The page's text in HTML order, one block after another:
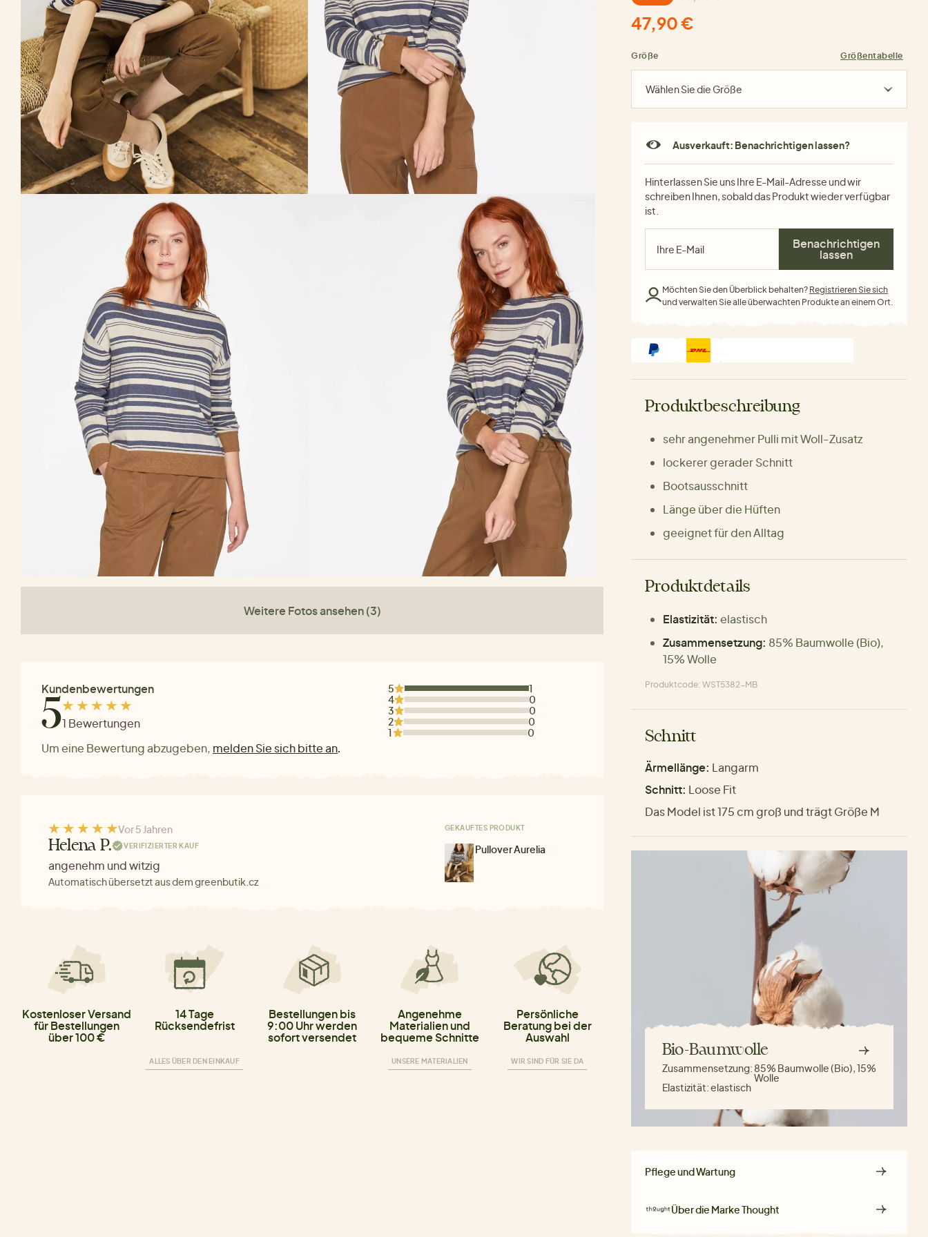
Weitere Fotos ansehen (3)
Kundenbewertungen
51 Bewertungen
Um eine Bewertung abzugeben, melden Sie sich bitte an.
5
1
4
0
3
0
2
0
1
0
Vor 5 Jahren
Helena P. VERIFIZIERTER KAUF
angenehm und witzig
Automatisch übersetzt aus dem greenbutik.cz
GEKAUFTES PRODUKT
Pullover Aurelia
Kostenloser Versand
für Bestellungen
über 100 €
14 Tage
Rücksendefrist
ALLES ÜBER DEN EINKAUF
Bestellungen bis
9:00 Uhr werden
sofort versendet
Angenehme
Materialien und
bequeme Schnitte
UNSERE MATERIALIEN
Persönliche
Beratung bei der
Auswahl
WIR SIND FÜR SIE DA
47,90 €
Größe Größentabelle
Wählen Sie die Größe
Ausverkauft: Benachrichtigen lassen?
Hinterlassen Sie uns Ihre E-Mail-Adresse und wir
schreiben Ihnen, sobald das Produkt wieder verfügbar
ist.
Benachrichtigen
lassen
Möchten Sie den Überblick behalten? Registrieren Sie sich
und verwalten Sie alle überwachten Produkte an einem Ort.
Produktbeschreibung
sehr angenehmer Pulli mit Woll-Zusatz
lockerer gerader Schnitt
Bootsausschnitt
Länge über die Hüften
geeignet für den Alltag
Produktdetails
Elastizität: elastisch
Zusammensetzung: 85% Baumwolle (Bio),
15% Wolle
Produktcode: WST5382-MB
Schnitt
Ärmellänge: Langarm
Schnitt: Loose Fit
Das Model ist 175 cm groß und trägt Größe M
Bio-Baumwolle
Zusammensetzung: 85% Baumwolle (Bio), 15%
Wolle
Elastizität:elastisch
Pflege und Wartung
Über die MarkeThought